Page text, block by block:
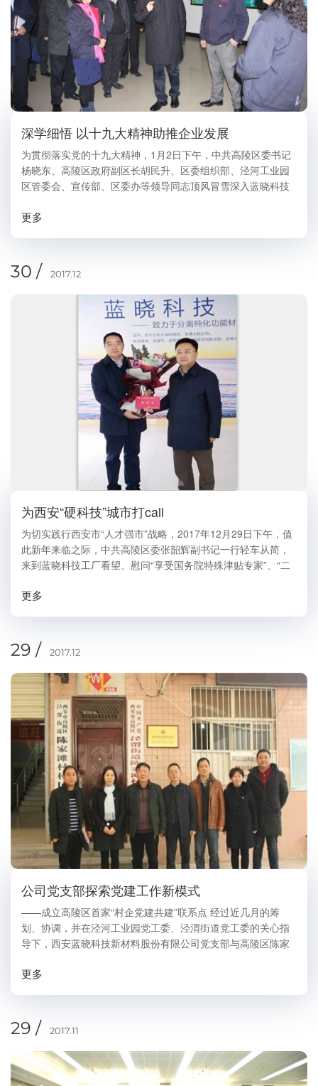
深学细悟 以十九大精神助推企业发展
为贯彻落实党的十九大精神，1月2日下午，中共高陵区委书记
杨晓东、高陵区政府副区长胡民升、区委组织部、泾河工业园
区管委会、宣传部、区委办等领导同志顶风冒雪深入蓝晓科技
神和西安市委十三届四次全会精神。蓝晓...
更多
30 / 2017.12
为西安“硬科技”城市打call
为切实践行西安市“人才强市”战略，2017年12月29日下午，值
此新年来临之际，中共高陵区委张韶辉副书记一行轻车从简，
来到蓝晓科技工厂看望、慰问“享受国务院特殊津贴专家”、“二
突出贡献科技人员、西安蓝晓科技总经...
更多
29 / 2017.12
公司党支部探索党建工作新模式
——成立高陵区首家“村企党建共建”联系点 经过近几月的筹
划、协调，并在泾河工业园党工委、泾渭街道党工委的关心指
导下，西安蓝晓科技新材料股份有限公司党支部与高陵区陈家
的优势互补，努力助推村企发展共赢。...
更多
29 / 2017.11